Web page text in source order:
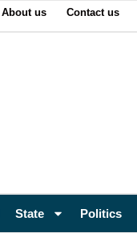
About us Contact us
State Politics